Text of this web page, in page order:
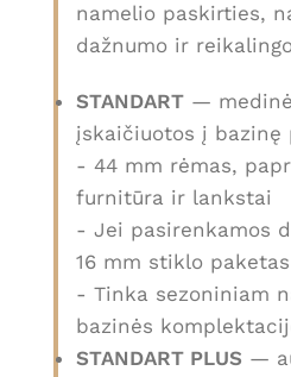
namelio paskirties,
dažnumo ir
STANDART —
įskaičiuotos į bazinę
- 44 mm rėmas,
furnitūra ir lankstai
- Jei pasirenkamos
16 mm stiklo paketas
- Tinka sezoniniam
bazinės
STANDART PLUS —